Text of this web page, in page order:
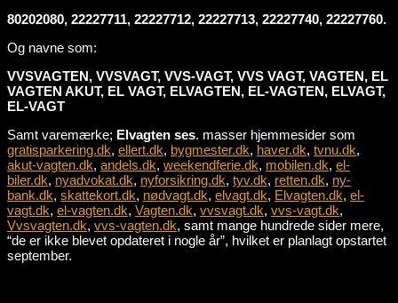
80202080, 22227711, 22227712, 22227713, 22227740, 22227760.
Og navne som:
VVSVAGTEN, VVSVAGT, VVS-VAGT, VVS VAGT, VAGTEN, EL
VAGTEN AKUT, EL VAGT, ELVAGTEN, EL-VAGTEN, ELVAGT,
EL-VAGT
Samt varemærke; Elvagten ses. masser hjemmesider som
gratisparkering.dk, ellert.dk, bygmester.dk, haver.dk, tvnu.dk,
akut-vagten.dk, andels.dk, weekendferie.dk, mobilen.dk, el-
biler.dk, nyadvokat.dk, nyforsikring.dk, tyv.dk, retten.dk, ny-
bank.dk, skattekort.dk, nødvagt.dk, elvagt.dk, Elvagten.dk, el-
vagt.dk, el-vagten.dk, Vagten.dk, vvsvagt.dk, vvs-vagt.dk,
Vvsvagten.dk, vvs-vagten.dk, samt mange hundrede sider mere,
“de er ikke blevet opdateret i nogle år”, hvilket er planlagt opstartet
september.